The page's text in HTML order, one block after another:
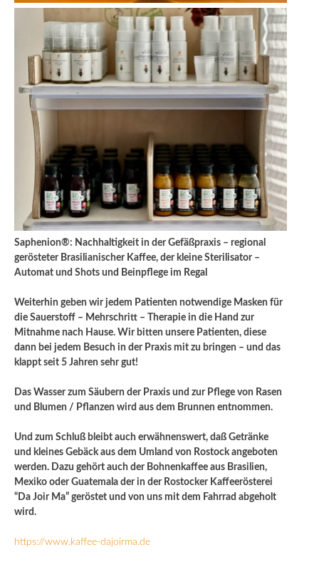
Saphenion®: Nachhaltigkeit in der Gefäßpraxis – regional
gerösteter Brasilianischer Kaffee, der kleine Sterilisator –
Automat und Shots und Beinpflege im Regal
Weiterhin geben wir jedem Patienten notwendige Masken für
die Sauerstoff – Mehrschritt – Therapie in die Hand zur
Mitnahme nach Hause. Wir bitten unsere Patienten, diese
dann bei jedem Besuch in der Praxis mit zu bringen – und das
klappt seit 5 Jahren sehr gut!
Das Wasser zum Säubern der Praxis und zur Pflege von Rasen
und Blumen / Pflanzen wird aus dem Brunnen entnommen.
Und zum Schluß bleibt auch erwähnenswert, daß Getränke
und kleines Gebäck aus dem Umland von Rostock angeboten
werden. Dazu gehört auch der Bohnenkaffee aus Brasilien,
Mexiko oder Guatemala der in der Rostocker Kaffeerösterei
“Da Joir Ma” geröstet und von uns mit dem Fahrrad abgeholt
wird.
https://www.kaffee-dajoirma.de